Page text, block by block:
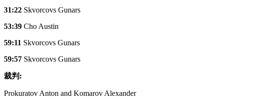
31:22 Skvorcovs Gunars
53:39 Cho Austin
59:11 Skvorcovs Gunars
59:57 Skvorcovs Gunars
裁判:
Prokuratov Anton and Komarov Alexander